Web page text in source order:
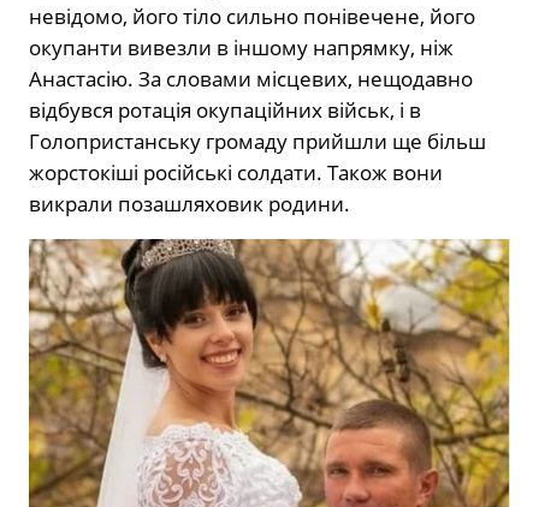
невідомо, його тіло сильно понівечене, його
окупанти вивезли в іншому напрямку, ніж
Анастасію. За словами місцевих, нещодавно
відбувся ротація окупаційних військ, і в
Голопристанську громаду прийшли ще більш
жорстокіші російські солдати. Також вони
викрали позашляховик родини.